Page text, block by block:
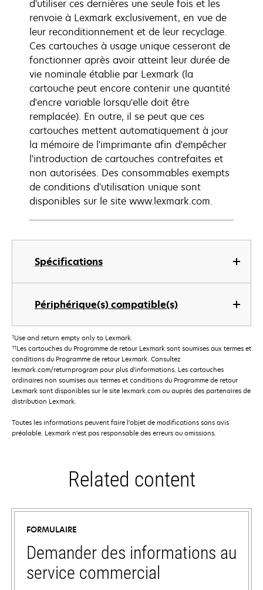
Spécifications
Périphérique(s) compatible(s)
d'utiliser ces dernières une seule fois et les
renvoie à Lexmark exclusivement, en vue de
leur reconditionnement et de leur recyclage.
Ces cartouches à usage unique cesseront de
fonctionner après avoir atteint leur durée de
vie nominale établie par Lexmark (la
cartouche peut encore contenir une quantité
d'encre variable lorsqu'elle doit être
remplacée). En outre, il se peut que ces
cartouches mettent automatiquement à jour
la mémoire de l'imprimante afin d'empêcher
l'introduction de cartouches contrefaites et
non autorisées. Des consommables exempts
de conditions d'utilisation unique sont
disponibles sur le site www.lexmark.com.
†Use and return empty only to Lexmark.
††Les cartouches du Programme de retour Lexmark sont soumises aux termes et
conditions du Programme de retour Lexmark. Consultez
lexmark.com/returnprogram pour plus d'informations. Les cartouches
ordinaires non soumises aux termes et conditions du Programme de retour
Lexmark sont disponibles sur le site lexmark.com ou auprès des partenaires de
distribution Lexmark.
Toutes les informations peuvent faire l'objet de modifications sans avis
préalable. Lexmark n'est pas responsable des erreurs ou omissions.
Related content
FORMULAIRE
Demander des informations au
service commercial